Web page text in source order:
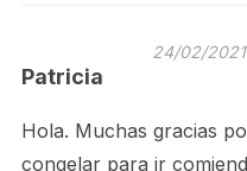
Patricia
24/02/
Hola. Muchas gracias
congelar para ir